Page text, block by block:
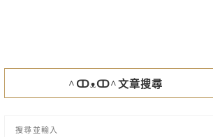
^ↀᴥↀ^文章搜尋